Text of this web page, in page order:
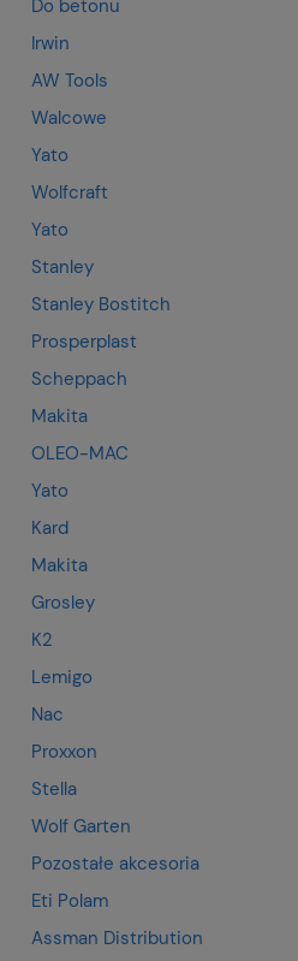
Do betonu
Irwin
AW Tools
Walcowe
Yato
Wolfcraft
Yato
Stanley
Stanley Bostitch
Prosperplast
Scheppach
Makita
OLEO-MAC
Yato
Kard
Makita
Grosley
K2
Lemigo
Nac
Proxxon
Stella
Wolf Garten
Pozostałe akcesoria
Eti Polam
Assman Distribution